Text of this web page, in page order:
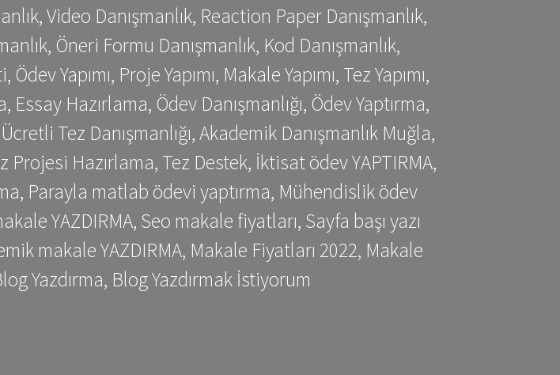
Video Danışmanlık, Reaction Paper Danışmanlık,
Öneri Formu Danışmanlık, Kod Danışmanlık,
Yapımı, Proje Yapımı, Makale Yapımı, Tez Yapımı,
Essay Hazırlama, Ödev Danışmanlığı, Ödev Yaptırma,
Tez Danışmanlığı, Akademik Danışmanlık Muğla,
Projesi Hazırlama, Tez Destek, İktisat ödev YAPTIRMA,
Parayla matlab ödevi yaptırma, Mühendislik ödev
YAZDIRMA, Seo makale fiyatları, Sayfa başı yazı
makale YAZDIRMA, Makale Fiyatları 2022, Makale
Yazdırma, Blog Yazdırmak İstiyorum